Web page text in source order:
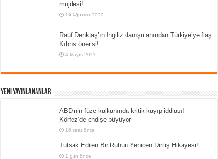
müjdesi!
19 Ağustos 2020
Rauf Denktaş’ın İngiliz danışmanından Türkiye’ye flaş
Kıbrıs önerisi!
4 Mayıs 2021
Yeni Yayınlananlar
ABD’nin füze kalkanında kritik kayıp iddiası!
Körfez’de endişe büyüyor
16 saat önce
Tutsak Edilen Bir Ruhun Yeniden Diriliş Hikayesi!
1 gün önce